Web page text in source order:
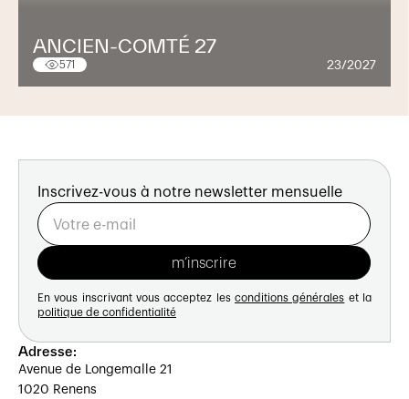
ANCIEN-COMTÉ 27
571 23/2027
Inscrivez-vous à notre newsletter mensuelle
En vous inscrivant vous acceptez les conditions générales et la
politique de confidentialité
Adresse:
Avenue de Longemalle 21
1020 Renens